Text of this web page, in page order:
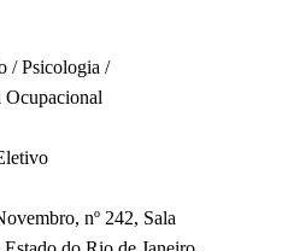
/ Psicologia /
Ocupacional
nº 242, Sala